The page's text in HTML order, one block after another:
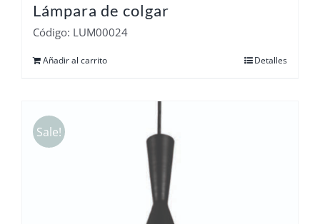
Lámpara de colgar
Código: LUM00024
Añadir al carrito Detalles
Sale!